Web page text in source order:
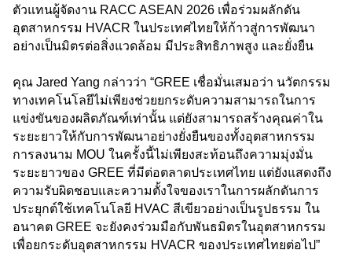
ตัวแทนผู้จัดงาน RACC ASEAN 2026 เพื่อร่วมผลักดัน
อุตสาหกรรม HVACR ในประเทศไทยให้ก้าวสู่การพัฒนา
อย่างเป็นมิตรต่อสิ่งแวดล้อม มีประสิทธิภาพสูง และยั่งยืน
คุณ Jared Yang กล่าวว่า “GREE เชื่อมั่นเสมอว่า นวัตกรรม
ทางเทคโนโลยีไม่เพียงช่วยยกระดับความสามารถในการ
แข่งขันของผลิตภัณฑ์เท่านั้น แต่ยังสามารถสร้างคุณค่าใน
ระยะยาวให้กับการพัฒนาอย่างยั่งยืนของทั้งอุตสาหกรรม
การลงนาม MOU ในครั้งนี้ไม่เพียงสะท้อนถึงความมุ่งมั่น
ระยะยาวของ GREE ที่มีต่อตลาดประเทศไทย แต่ยังแสดงถึง
ความรับผิดชอบและความตั้งใจของเราในการผลักดันการ
ประยุกต์ใช้เทคโนโลยี HVAC สีเขียวอย่างเป็นรูปธรรม ใน
อนาคต GREE จะยังคงร่วมมือกับพันธมิตรในอุตสาหกรรม
เพื่อยกระดับอุตสาหกรรม HVACR ของประเทศไทยต่อไป”